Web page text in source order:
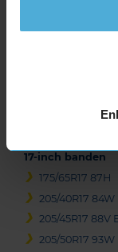
215/55R16
215/60R16 99V
225/60R16
17-inch banden
175/65R17 87H
205/40R17
205/45R17 88V
205/50R17